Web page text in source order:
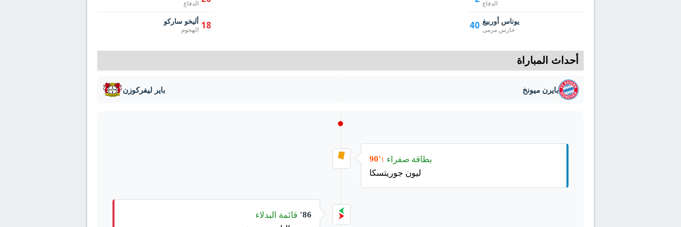
الدفاع
40 يوناس أوربيغ
حارس مرمى
الدفاع
18 أليخو ساركو
الهجوم
أحداث المباراة
بايرن ميونخ باير ليفركوزن
90'1 بطاقة صفراء
ليون جوريتسكا
86' قائمة البدلاء